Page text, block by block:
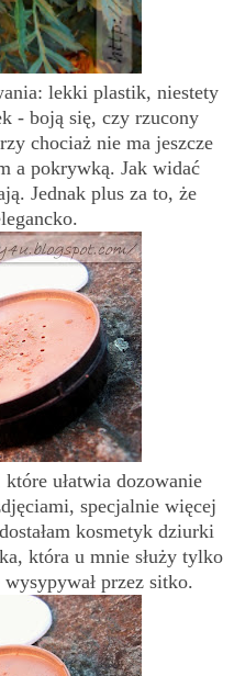
lekki plastik, niestety
- boją się, czy rzucony
chociaż nie ma jeszcze
a pokrywką. Jak widać
Jednak plus za to, że
ułatwia dozowanie
specjalnie więcej
kosmetyk dziurki
która u mnie służy tylko
przez sitko.